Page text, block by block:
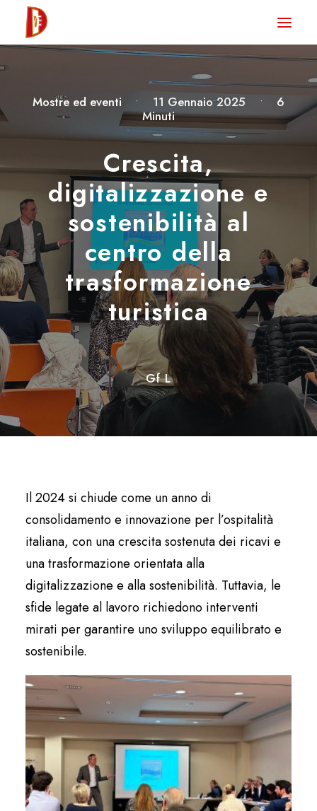
HOME
NEWS
DEGUSTA TV
LA RIVISTA
CONTATTI
CLUB DEGUSTA
STORE
RICERCA
Mostre ed eventi • 11 Gennaio 2025 •
6
Minuti
Crescita,
digitalizzazione e
sostenibilità al
centro della
trasformazione
turistica
Gf L
Il 2024 si chiude come un anno di
consolidamento e innovazione per l’ospitalità
italiana, con una crescita sostenuta dei ricavi e
una trasformazione orientata alla
digitalizzazione e alla sostenibilità. Tuttavia, le
sfide legate al lavoro richiedono interventi
mirati per garantire uno sviluppo equilibrato e
sostenibile.